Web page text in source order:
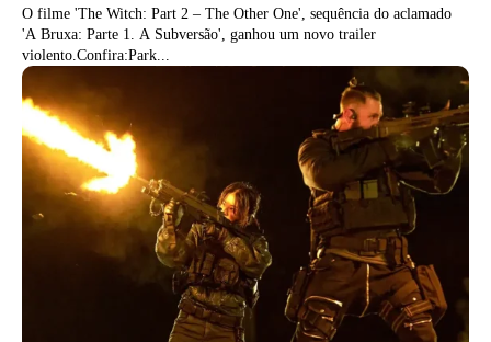
O filme 'The Witch: Part 2 – The Other One', sequência do aclamado
'A Bruxa: Parte 1. A Subversão', ganhou um novo trailer
violento.Confira:Park...